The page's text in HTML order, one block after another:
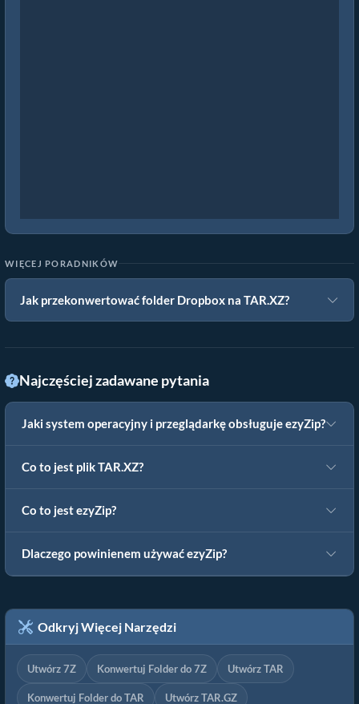
WIĘCEJ PORADNIKÓW
Jak przekonwertować folder Dropbox na TAR.XZ?
Najczęściej zadawane pytania
Jaki system operacyjny i przeglądarkę obsługuje ezyZip?
Co to jest plik TAR.XZ?
Co to jest ezyZip?
Dlaczego powinienem używać ezyZip?
Odkryj Więcej Narzędzi
Utwórz 7Z Konwertuj Folder do 7Z Utwórz TAR
Konwertuj Folder do TAR Utwórz TAR.GZ